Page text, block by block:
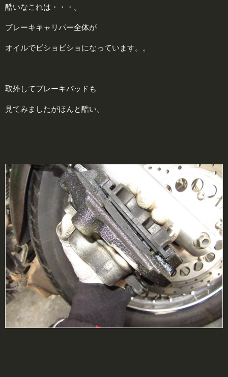
酷いなこれは・・・。
ブレーキキャリパー全体が
オイルでビショビショになっています。。
取外してブレーキパッドも
見てみましたがほんと酷い。